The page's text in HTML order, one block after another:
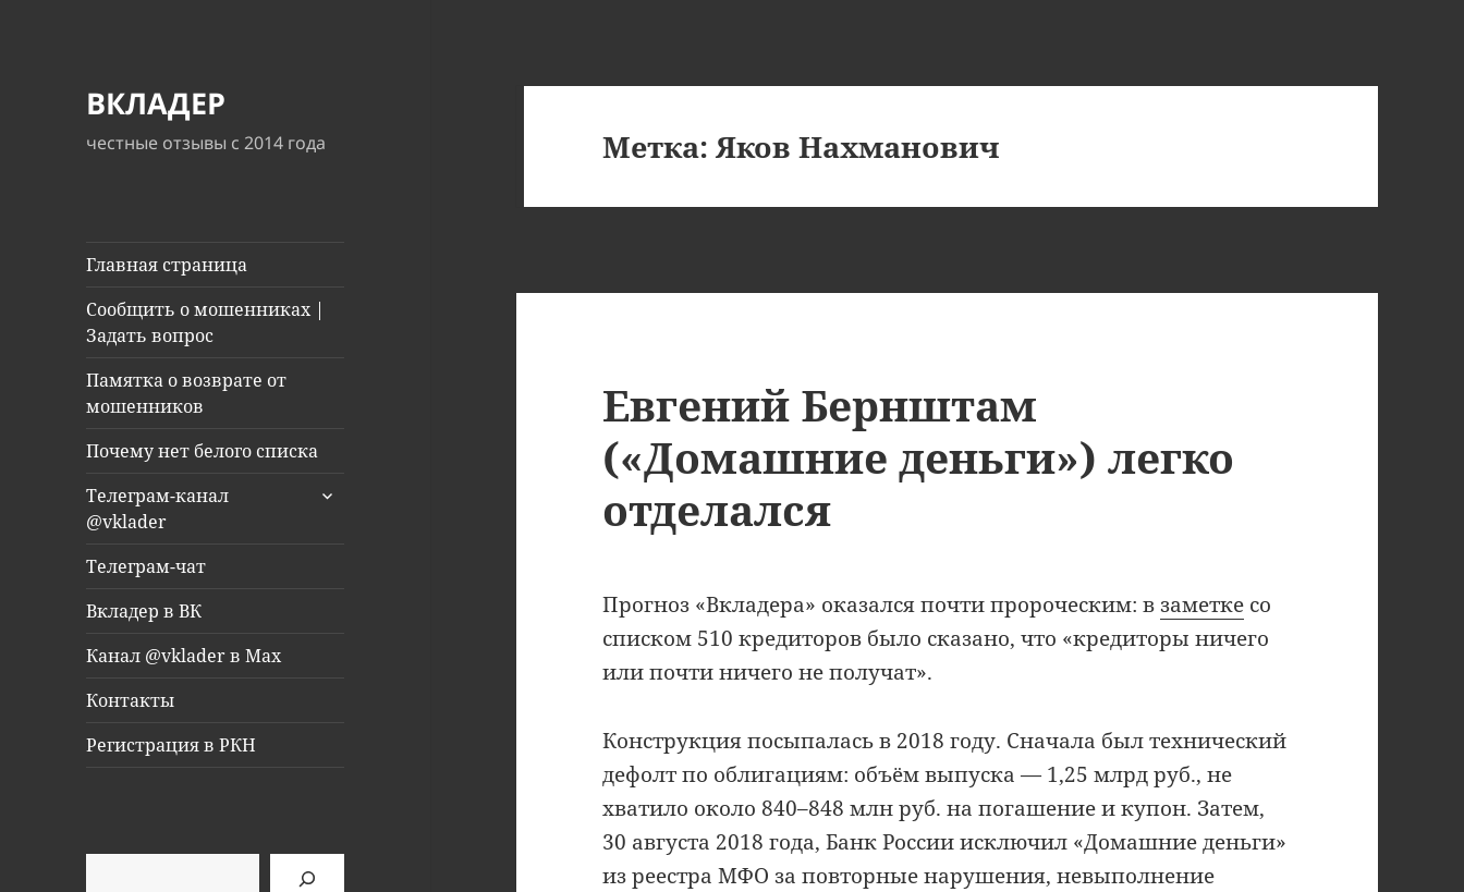
ВКЛАДЕР
честные отзывы с 2014 года
Главная страница
Сообщить о мошенниках |
Задать вопрос
Памятка о возврате от
мошенников
Почему нет белого списка
Телеграм-канал
@vklader
раскрыть
Телеграм-чат
Вкладер в ВК
Канал @vklader в Max
Контакты
Регистрация в РКН
Метка:Яков Нахманович
Евгений Бернштам
(«Домашние деньги») легко
отделался
Прогноз «Вкладера» оказался почти пророческим: взаметке со
списком 510 кредиторов было сказано, что «кредиторы ничего
или почти ничего не получат».
Конструкция посыпалась в 2018 году. Сначала был технический
дефолт по облигациям: объём выпуска — 1,25 млрд руб., не
хватило около 840–848 млн руб. на погашение и купон. Затем,
30 августа 2018 года, Банк России исключил «Домашние деньги»
из реестра МФО за повторные нарушения, невыполнение